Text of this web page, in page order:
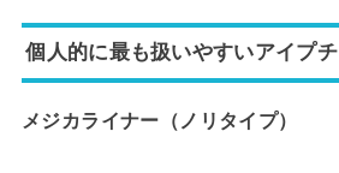
個人的に最も扱いやすいアイプチ
メジカライナー （ノリタイプ）